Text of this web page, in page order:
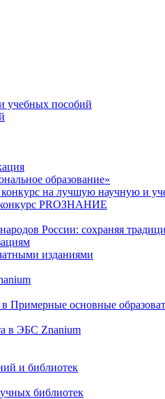
учебных пособий
образование»
на лучшую научную и
PROЗНАНИЕ
России: сохраняя
изданиями
Примерные основные
в ЭБС Znanium
и библиотек
библиотек